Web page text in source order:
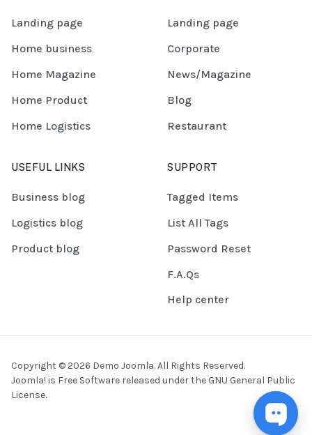
Landing page
Home business
Home Magazine
Home Product
Home Logistics
Landing page
Corporate
News/Magazine
Blog
Restaurant
USEFUL LINKS
Business blog
Logistics blog
Product blog
SUPPORT
Tagged Items
List All Tags
Password Reset
F.A.Qs
Help center
Copyright © 2026 Demo Joomla. All Rights Reserved.
Joomla! is Free Software released under the GNU General Public
License.